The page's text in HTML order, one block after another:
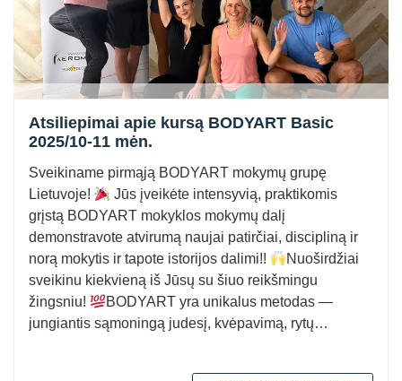
Atsiliepimai apie kursą BODYART Basic
2025/10-11 mėn.
Sveikiname pirmąją BODYART mokymų grupę
Lietuvoje!
Jūs įveikėte intensyvią, praktikomis
grįstą BODYART mokyklos mokymų dalį
demonstravote atvirumą naujai patirčiai, discipliną ir
norą mokytis ir tapote istorijos dalimi!!
Nuoširdžiai
sveikinu kiekvieną iš Jūsų su šiuo reikšmingu
žingsniu!
BODYART yra unikalus metodas —
jungiantis sąmoningą judesį, kvėpavimą, rytų